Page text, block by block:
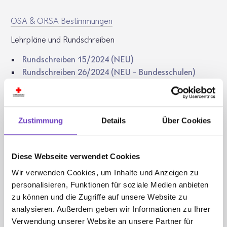
Zustimmung Details Über Cookies
Diese Webseite verwendet Cookies
Wir verwenden Cookies, um Inhalte und Anzeigen zu
personalisieren, Funktionen für soziale Medien anbieten
zu können und die Zugriffe auf unsere Website zu
analysieren. Außerdem geben wir Informationen zu Ihrer
Verwendung unserer Website an unsere Partner für
ÖSA & ÖRSA Bestim­mungen
Lehr­pläne und Rund­schreiben
Rund­schreiben 15/2024 (NEU)
Rund­schreiben 26/2024 (NEU - Bundes­schulen)
Orga­ni­sa­to­ri­sche Richt­li­nien
für den Unter­richt im Gegen­stand Bewe­gung und Sport
ersetzt RS 18/2018(außer Kraft)
Rund­schreiben 13/2019 (Medi­ka­men­ten­ver­ab­rei­
Lehr­plan Volks­schule
Rund­schreiben 29/2008
RS 17/2014 Richt­li­nien für die Durch­füh­rung von
bewe­gungs­er­zieh­li­chen SVA.... ersetzt RS 1/2009
Erlass Medi­ka­men­ten­ver­ab­rei­chung
Schwimm­un­ter­richt Muslime